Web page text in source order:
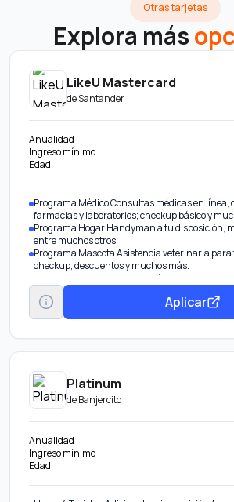
Otras tarjetas
Explora más
LikeU Mastercard
deSantander
Anualidad
Ingreso mínimo
Edad
Programa Médico Consultas médicas en línea,
farmacias y laboratorios; checkup básico y
Programa Hogar Handyman a tu disposición,
entre muchos otros.
Programa Mascota Asistencia veterinaria para
checkup, descuentos y muchos más.
Programa Viajes Traslados médicos por
dental en el extranjero, asesoría legal y más.
Programa Millenials Servicios de Concierge
la ciudad y hasta plataforma de cashback.
Aplicar
Platinum
deBanjercito
Anualidad
Ingreso mínimo
Edad